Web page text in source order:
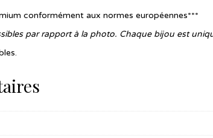
conformément aux normes européennes***
par rapport à la photo. Chaque bijou est